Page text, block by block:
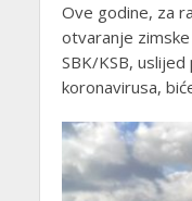
Ove godine, za
otvaranje
SBK/KSB,
koronavirusa,